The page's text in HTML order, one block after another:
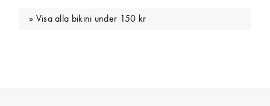
Visa alla bikini under 150 kr